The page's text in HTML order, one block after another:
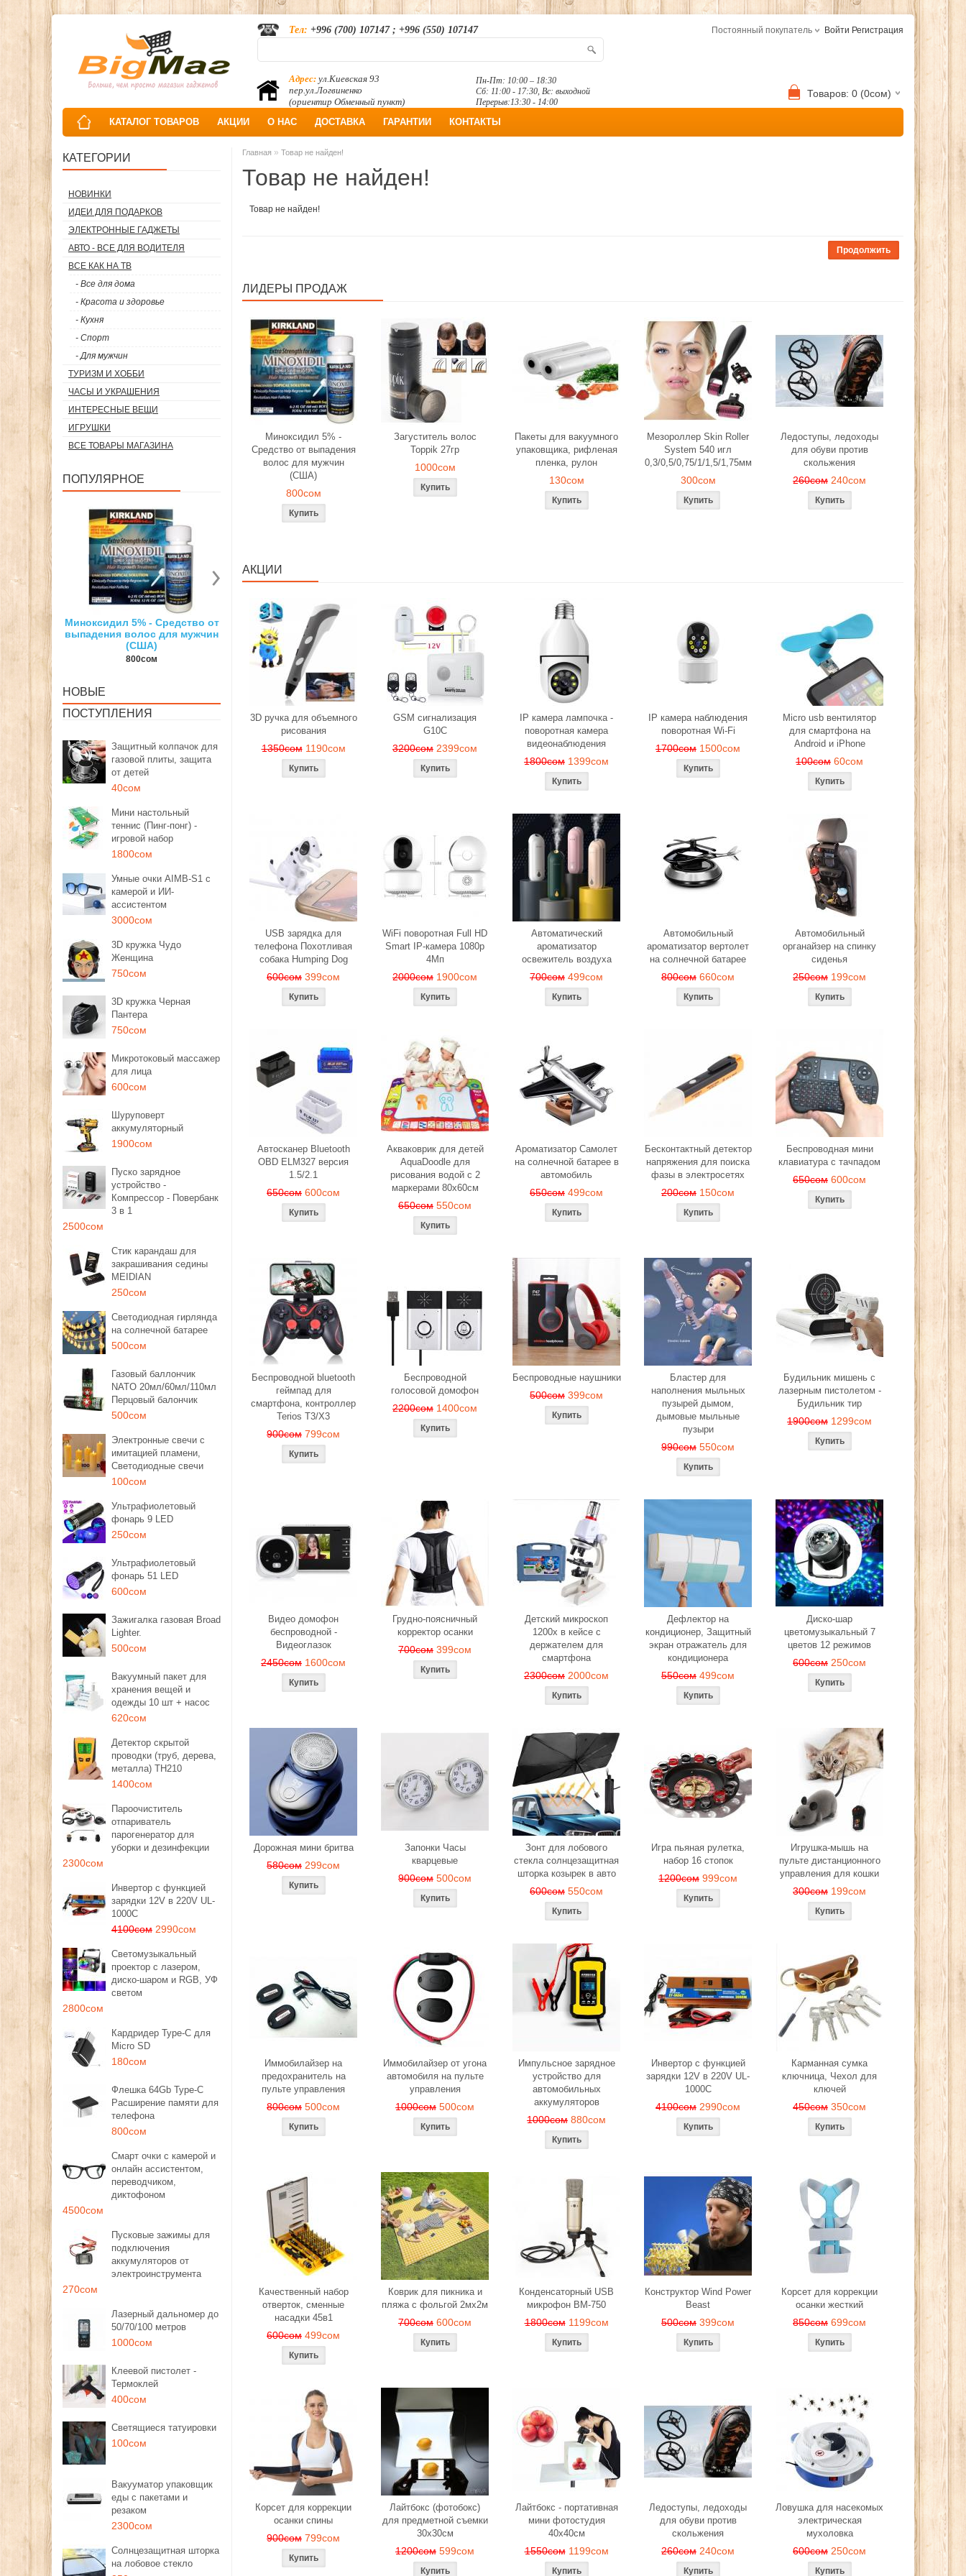
Постоянный покупатель Войти Регистрация
Адрес: ул.Киевская 93
пер.ул.Логвиненко
(ориентир Обменный пункт)
Тел: +996 (700) 107147 ; +996 (550) 107147
Пн-Пт: 10:00 – 18:30
Сб: 11:00 - 17:30, Вс: выходной
Перерыв:13:30 - 14:00
Товаров: 0 (0сом)
КАТАЛОГ ТОВАРОВ АКЦИИ О НАС ДОСТАВКА ГАРАНТИИ КОНТАКТЫ
КАТЕГОРИИ
НОВИНКИ
ИДЕИ ДЛЯ ПОДАРКОВ
ЭЛЕКТРОННЫЕ ГАДЖЕТЫ
АВТО - ВСЕ ДЛЯ ВОДИТЕЛЯ
ВСЕ КАК НА ТВ
- Все для дома
- Красота и здоровье
- Кухня
- Спорт
- Для мужчин
ТУРИЗМ И ХОББИ
ЧАСЫ И УКРАШЕНИЯ
ИНТЕРЕСНЫЕ ВЕЩИ
ИГРУШКИ
ВСЕ ТОВАРЫ МАГАЗИНА
ПОПУЛЯРНОЕ
- Средство от
для мужчин
Суперсильный неодимовый
магнит
150сом
3D ручка для объемного
рисования
1350сом
Загуститель волос Toppik
27гр
Наборы свечей, лепестков
роз для романтического
Эспандер фитнес резинка
тренажер (средняя нагрузка)
280сом
Ледоступы,
обуви против
260сом
НОВЫЕ
ПОСТУПЛЕНИЯ
Защитный колпачок для
газовой плиты, защита
от детей
40сом
Мини настольный
теннис (Пинг-понг) -
игровой набор
1800сом
Умные очки AIMB-S1 с
камерой и ИИ-
ассистентом
3000сом
3D кружка Чудо
Женщина
750сом
3D кружка Черная
Пантера
750сом
Микротоковый массажер
для лица
600сом
Шуруповерт
аккумуляторный
1900сом
Пуско зарядное
устройство -
Компрессор - Повербанк
3 в 1
2500сом
Стик карандаш для
закрашивания седины
MEIDIAN
250сом
Светодиодная гирлянда
на солнечной батарее
500сом
Газовый баллончик
NATO 20мл/60мл/110мл
Перцовый балончик
500сом
Электронные свечи с
имитацией пламени,
Светодиодные свечи
100сом
Ультрафиолетовый
фонарь 9 LED
250сом
Ультрафиолетовый
фонарь 51 LED
600сом
Зажигалка газовая Broad
Lighter.
500сом
Вакуумный пакет для
хранения вещей и
одежды 10 шт + насос
620сом
Детектор скрытой
проводки (труб, дерева,
металла) TH210
1400сом
Пароочиститель
отпариватель
парогенератор для
уборки и дезинфекции
2300сом
Инвертор с функцией
зарядки 12V в 220V UL-
1000C
4100сом 2990сом
Светомузыкальный
проектор с лазером,
диско-шаром и RGB, УФ
светом
2800сом
Кардридер Type-C для
Micro SD
180сом
Флешка 64Gb Type-C
Расширение памяти для
телефона
800сом
Смарт очки с камерой и
онлайн ассистентом,
переводчиком,
диктофоном
4500сом
Пусковые зажимы для
подключения
аккумуляторов от
электроинструмента
270сом
Лазерный дальномер до
50/70/100 метров
1000сом
Клеевой пистолет -
Термоклей
400сом
Светящиеся татуировки
100сом
Вакууматор упаковщик
еды с пакетами и
резаком
2300сом
Солнцезащитная шторка
на лобовое стекло
Главная » Товар не найден!
Товар не найден!
Товар не найден!
Продолжить
ЛИДЕРЫ ПРОДАЖ
Миноксидил 5% -
Средство от выпадения
волос для мужчин
(США)
800сом
Загуститель волос
Toppik 27гр
1000сом
Пакеты для вакуумного
упаковщика, рифленая
пленка, рулон
130сом
Мезороллер Skin Roller
System 540 игл
0,3/0,5/0,75/1/1,5/1,75мм
300сом
Ледоступы, ледоходы
для обуви против
скольжения
260сом 240сом
АКЦИИ
3D ручка для объемного
рисования
1350сом 1190сом
GSM сигнализация
G10C
3200сом 2399сом
IP камера лампочка -
поворотная камера
видеонаблюдения
1800сом 1399сом
IP камера наблюдения
поворотная Wi-Fi
1700сом 1500сом
Micro usb вентилятор
для смартфона на
Android и iPhone
100сом 60сом
USB зарядка для
телефона Похотливая
собака Humping Dog
600сом 399сом
WiFi поворотная Full HD
Smart IP-камера 1080p
4Мп
2000сом 1900сом
Автоматический
ароматизатор
освежитель воздуха
700сом 499сом
Автомобильный
ароматизатор вертолет
на солнечной батарее
800сом 660сом
Автомобильный
органайзер на спинку
сиденья
250сом 199сом
Автосканер Bluetooth
OBD ELM327 версия
1.5/2.1
650сом 600сом
Акваковрик для детей
AquaDoodle для
рисования водой с 2
маркерами 80х60см
650сом 550сом
Ароматизатор Самолет
на солнечной батарее в
автомобиль
650сом 499сом
Бесконтактный детектор
напряжения для поиска
фазы в электросетях
200сом 150сом
Беспроводная мини
клавиатура с тачпадом
650сом 600сом
Беспроводной bluetooth
геймпад для
смартфона, контроллер
Terios T3/X3
900сом 799сом
Беспроводной
голосовой домофон
2200сом 1400сом
Беспроводные наушники
500сом 399сом
Бластер для
наполнения мыльных
пузырей дымом,
дымовые мыльные
пузыри
990сом 550сом
Будильник мишень с
лазерным пистолетом -
Будильник тир
1900сом 1299сом
Видео домофон
беспроводной -
Видеоглазок
2450сом 1600сом
Грудно-поясничный
корректор осанки
700сом 399сом
Детский микроскоп
1200x в кейсе с
держателем для
смартфона
2300сом 2000сом
Дефлектор на
кондиционер, Защитный
экран отражатель для
кондиционера
550сом 499сом
Диско-шар
цветомузыкальный 7
цветов 12 режимов
600сом 250сом
Дорожная мини бритва
580сом 299сом
Запонки Часы
кварцевые
900сом 500сом
Зонт для лобового
стекла солнцезащитная
шторка козырек в авто
600сом 550сом
Игра пьяная рулетка,
набор 16 стопок
1200сом 999сом
Игрушка-мышь на
пульте дистанционного
управления для кошки
300сом 199сом
Иммобилайзер на
предохранитель на
пульте управления
800сом 500сом
Иммобилайзер от угона
автомобиля на пульте
управления
1000сом 500сом
Импульсное зарядное
устройство для
автомобильных
аккумуляторов
1000сом 880сом
Инвертор с функцией
зарядки 12V в 220V UL-
1000C
4100сом 2990сом
Карманная сумка
ключница, Чехол для
ключей
450сом 350сом
Качественный набор
отверток, сменные
насадки 45в1
600сом 499сом
Коврик для пикника и
пляжа с фольгой 2мх2м
700сом 600сом
Конденсаторный USB
микрофон BM-750
1800сом 1199сом
Конструктор Wind Power
Beast
500сом 399сом
Корсет для коррекции
осанки жесткий
850сом 699сом
Корсет для коррекции
осанки спины
900сом 799сом
Лайтбокс (фотобокс)
для предметной съемки
30x30см
1200сом 599сом
Лайтбокс - портативная
мини фотостудия
40x40см
1550сом 1199сом
Ледоступы, ледоходы
для обуви против
скольжения
260сом 240сом
Ловушка для насекомых
электрическая
мухоловка
600сом 250сом